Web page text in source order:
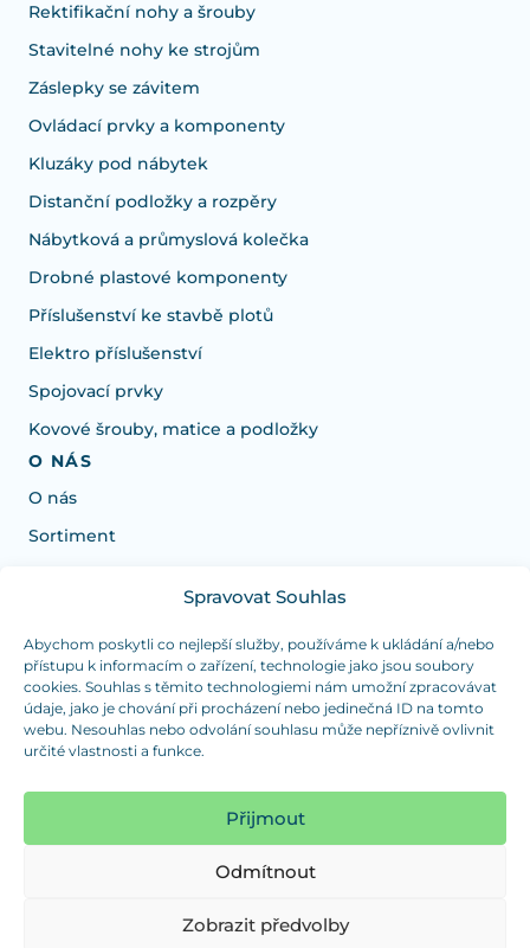
Spravovat Souhlas
Abychom poskytli co nejlepší služby, používáme k ukládání a/nebo
přístupu k informacím o zařízení, technologie jako jsou soubory
cookies. Souhlas s těmito technologiemi nám umožní zpracovávat
údaje, jako je chování při procházení nebo jedinečná ID na tomto
webu. Nesouhlas nebo odvolání souhlasu může nepříznivě ovlivnit
určité vlastnosti a funkce.
Přijmout
Odmítnout
Zobrazit předvolby
Rektifikační nohy a šrouby
Stavitelné nohy ke strojům
Záslepky se závitem
Ovládací prvky a komponenty
Kluzáky pod nábytek
Distanční podložky a rozpěry
Nábytková a průmyslová kolečka
Drobné plastové komponenty
Příslušenství ke stavbě plotů
Elektro příslušenství
Spojovací prvky
Kovové šrouby, matice a podložky
O NÁS
O nás
Sortiment
Potrebujete poradiť s výberom?
Sme tu pre vás Pondelok-Štvrtok od: 7:30 - 15:30 hod
a Piatok od 7:30 - 14:30 hod
duranplast@duranplast.sk +421 0905 780 862
(platba iba v hotovosti)
Sme tu pre vás Pondelok-Štvrtok od: 7:30 - 15:30 hod
a Piatok od 7:30 - 14:30 hod